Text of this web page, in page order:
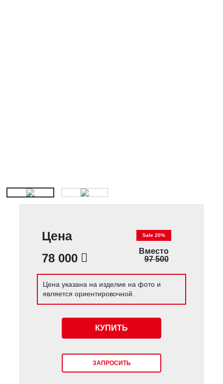
Цена
78 000
Sale 20%
Вместо
97 500
Цена указана на изделие на фото и
является ориентировочной.
КУПИТЬ
ЗАПРОСИТЬ